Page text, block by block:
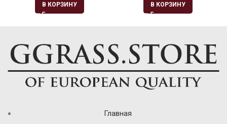
В КОРЗИНУ В КОРЗИНУ
Главная